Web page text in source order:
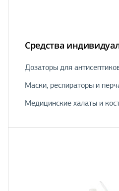
Средства
Дозаторы для
Маски, рeспираторы и
Медицинские халаты и